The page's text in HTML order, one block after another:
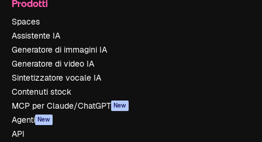
Prodotti
Spaces
Assistente IA
Generatore di immagini IA
Generatore di video IA
Sintetizzatore vocale IA
Contenuti stock
MCP per Claude/ChatGPT New
Agenti New
API